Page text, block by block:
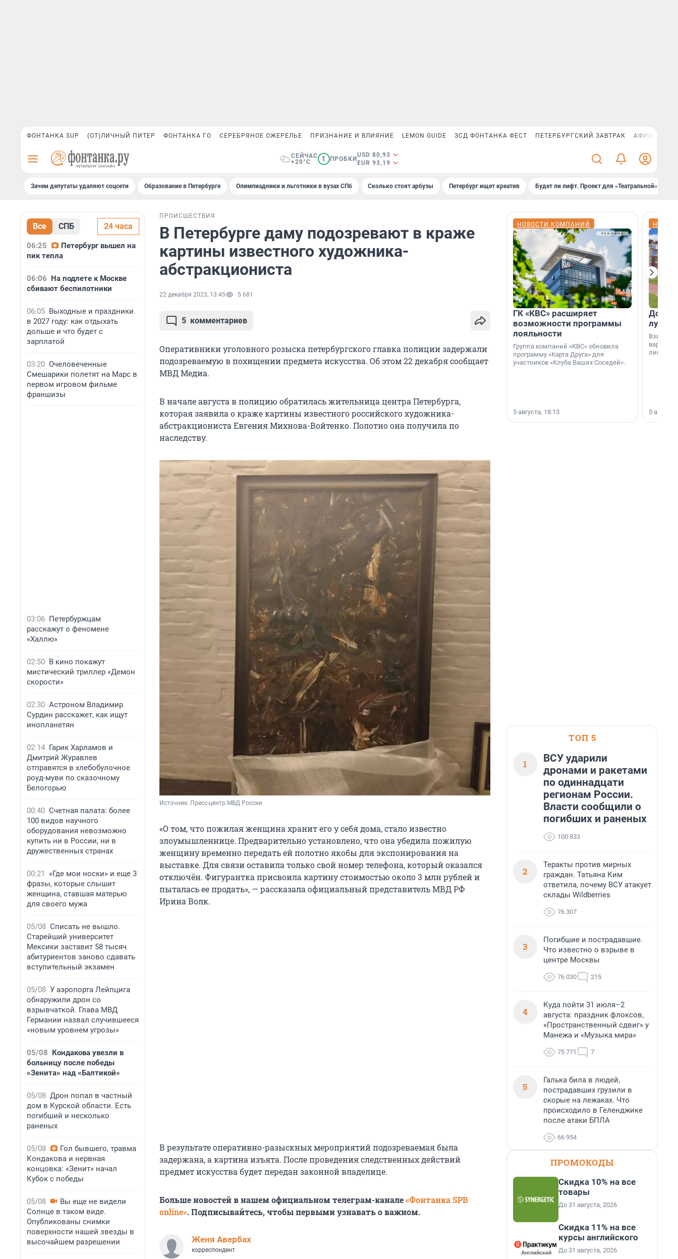
ФОНТАНКА SUP (ОТ)ЛИЧНЫЙ ПИТЕР ФОНТАНКА ГО СЕРЕБРЯНОЕ ОЖЕРЕЛЬЕ ПРИЗНАНИЕ И ВЛИЯНИЕ LEMON GUIDE ЗСД ФОНТАНКА ФЕСТ ПЕТЕРБУРГСКИЙ ЗАВТРАК АФИША PLUS
СЕЙЧАС
+20°C
1 ПРОБКИ
USD 80,93
EUR 93,19
Зачем депутаты удаляют соцсети Образование в Петербурге Олимпиадники и льготники в вузах СПб Сколько стоят арбузы Петербург ищет креатив Будет ли лифт. Проект для «Театральной»
Все СПБ 24 часа
06:25
Петербург вышел на
пик тепла
06:06 На подлете к Москве
сбивают беспилотники
06:05 Выходные и праздники
в 2027 году: как отдыхать
дольше и что будет с
зарплатой
03:20 Очеловеченные
Смешарики полетят на Марс в
первом игровом фильме
франшизы
03:06 Петербуржцам
расскажут о феномене
«Халлю»
02:50 В кино покажут
мистический триллер «Демон
скорости»
02:30 Астроном Владимир
Сурдин расскажет, как ищут
инопланетян
02:14 Гарик Харламов и
Дмитрий Журавлев
отправятся в хлебобулочное
роуд-муви по сказочному
Белогорью
00:40 Счетная палата: более
100 видов научного
оборудования невозможно
купить ни в России, ни в
дружественных странах
00:21
«Где мои носки» и еще 3
фразы, которые слышит
женщина, ставшая матерью
для своего мужа
05/08 Списать не вышло.
Старейший университет
Мексики заставит 58 тысяч
абитуриентов заново сдавать
вступительный экзамен
05/08 У аэропорта Лейпцига
обнаружили дрон со
взрывчаткой. Глава МВД
Германии назвал случившееся
«новым уровнем угрозы»
05/08 Кондакова увезли в
больницу после победы
«Зенита» над «Балтикой»
05/08 Дрон попал в частный
дом в Курской области. Есть
погибший и несколько
раненых
05/08
Гол бывшего, травма
Кондакова и нервная
концовка: «Зенит» начал
Кубок с победы
05/08
Вы еще не видели
Солнце в таком виде.
Опубликованы снимки
поверхности нашей звезды в
высочайшем разрешении
ПРОИСШЕСТВИЯ
В Петербурге даму подозревают в краже
картины известного художника-
абстракциониста
22 декабря 2023, 13:45 5 681
5 комментариев
Оперативники уголовного розыска петербургского главка полиции задержали
подозреваемую в похищении предмета искусства. Об этом 22 декабря сообщает
МВД Медиа.
В начале августа в полицию обратилась жительница центра Петербурга,
которая заявила о краже картины известного российского художника-
абстракциониста Евгения Михнова-Войтенко. Полотно она получила по
наследству.
Источник: Пресс-центр МВД России
«О том, что пожилая женщина хранит его у себя дома, стало известно
злоумышленнице. Предварительно установлено, что она убедила пожилую
женщину временно передать ей полотно якобы для экспонирования на
выставке. Для связи оставила только свой номер телефона, который оказался
отключён. Фигурантка присвоила картину стоимостью около 3 млн рублей и
пыталась ее продать», — рассказала официальный представитель МВД РФ
Ирина Волк.
В результате оперативно-разыскных мероприятий подозреваемая была
задержана, а картина изъята. После проведения следственных действий
предмет искусства будет передан законной владелице.
Больше новостей в нашем официальном телеграм-канале«Фонтанка SPB
online». Подписывайтесь, чтобы первыми узнавать о важном.
Женя Авербах
корреспондент
НОВОСТИ КОМПАНИЙ
ГК «КВС» расширяет
возможности программы
лояльности
Группа компаний «КВС» обновила
программу «Карта Друга» для
участников «Клуба Ваших Соседей».
5 августа, 18:13
Дом
лучше
лишнего
5
ТОП 5
1
ВСУ ударили
дронами и ракетами
по одиннадцати
регионам России.
Власти сообщили о
погибших и раненых
100 833
2
Теракты против мирных
граждан. Татьяна Ким
ответила, почему ВСУ атакует
склады Wildberries
76 307
3
Погибшие и пострадавшие.
Что известно о взрыве в
центре Москвы
76 030 215
4
Куда пойти 31 июля–2
августа: праздник флоксов,
«Пространственный сдвиг» у
Манежа и «Музыка мира»
75 771 7
5
Галька била в людей,
пострадавших грузили в
скорые на лежаках. Что
происходило в Геленджике
после атаки БПЛА
66 954
ПРОМОКОДЫ
Скидка 10% на все
товары
До 31 августа, 2026
Скидка 11% на все
курсы английского
До 31 августа, 2026